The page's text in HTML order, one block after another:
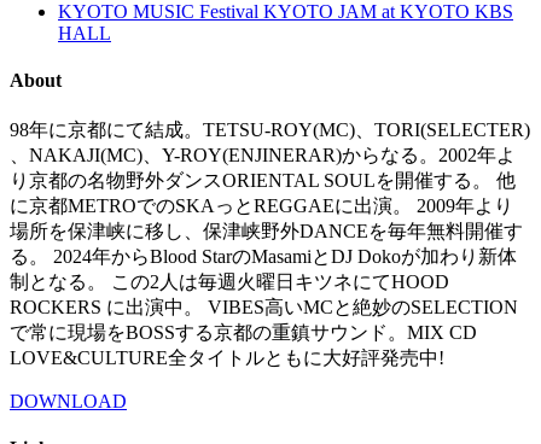
KYOTO MUSIC Festival KYOTO JAM at KYOTO KBS
HALL
About
98年に京都にて結成。TETSU-ROY(MC)、TORI(SELECTER)
、NAKAJI(MC)、Y-ROY(ENJINERAR)からなる。2002年よ
り京都の名物野外ダンスORIENTAL SOULを開催する。 他
に京都METROでのSKAっとREGGAEに出演。 2009年より
場所を保津峡に移し、保津峡野外DANCEを毎年無料開催す
る。 2024年からBlood StarのMasamiとDJ Dokoが加わり新体
制となる。 この2人は毎週火曜日キツネにてHOOD
ROCKERS に出演中。 VIBES高いMCと絶妙のSELECTION
で常に現場をBOSSする京都の重鎮サウンド。MIX CD
LOVE&CULTURE全タイトルともに大好評発売中!
DOWNLOAD